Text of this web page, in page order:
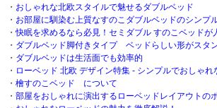
・ おしゃれな北欧スタイルで魅せるダブルベッド
・ お部屋に馴染む上質なすのこダブルベッドのシンプ
・快眠を求めるなら必見！セミダブル すのこベッドが
・ ダブルベッド脚付きタイプ ベッドらしい形がスタ
・ ダブルベッドは生活面でも効率的
・ ローベッド 北欧 デザイン特集 - シンプルでおしゃれ
・ 檜すのこベッド について
・ 部屋をおしゃれに演出するローベッドレイアウトの